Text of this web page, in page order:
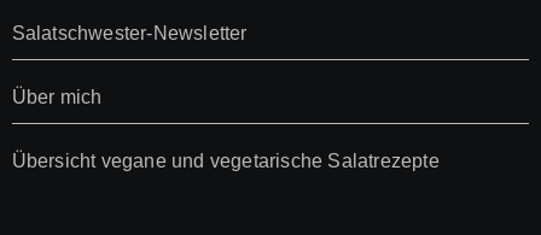
Salatschwester-Newsletter
Über mich
Übersicht vegane und vegetarische Salatrezepte